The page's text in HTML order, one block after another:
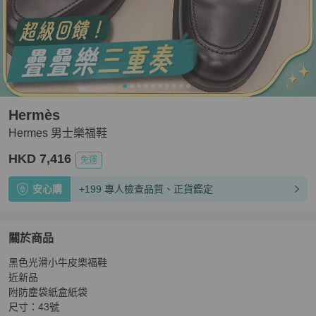
Hermes 男士樂福鞋
Hermès
HKD 7,416 免運
安心購 +199 專人檢查品質、正貨鑑定
關於商品
關於Hermes 男士樂福鞋
黑色光滑小牛皮樂福鞋
近新品
附防塵袋紙盒紙袋
尺寸：43號